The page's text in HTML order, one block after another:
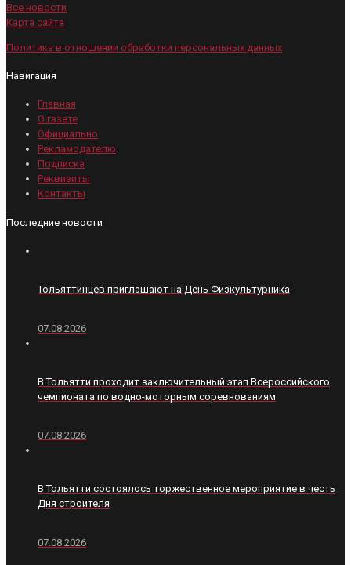
Все новости
Карта сайта
Политика в отношении обработки персональных данных
Навигация
Главная
О газете
Официально
Рекламодателю
Подписка
Реквизиты
Контакты
Последние новости
Тольяттинцев приглашают на День Физкультурника
07.08.2026
В Тольятти проходит заключительный этап Всероссийского
чемпионата по водно-моторным соревнованиям
07.08.2026
В Тольятти состоялось торжественное мероприятие в честь
Дня строителя
07.08.2026